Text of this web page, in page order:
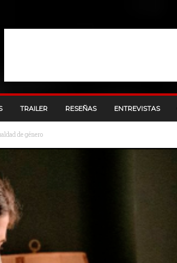
TRAILER RESEÑAS ENTREVISTAS
de género